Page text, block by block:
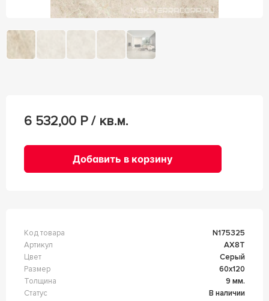
6 532,00 Р / кв.м.
Добавить в корзину
Код товара
n175325
Артикул
AX8T
Цвет
Серый
Размер
60x120
Толщина
9 мм.
Статус
В наличии